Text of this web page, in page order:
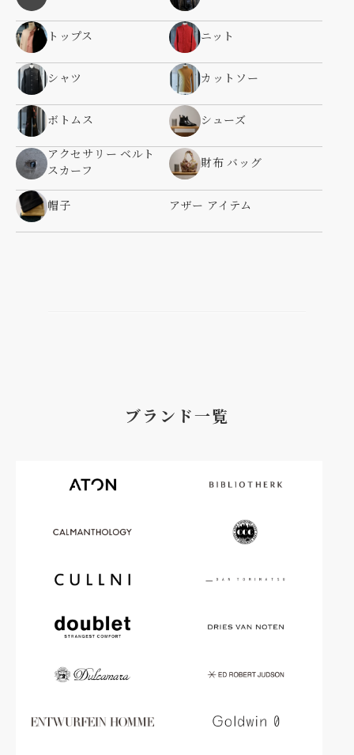
トップス ニット
シャツ カットソー
ボトムス シューズ
アクセサリー ベルト
スカーフ
財布 バッグ
帽子 アザー アイテム
ブランド一覧